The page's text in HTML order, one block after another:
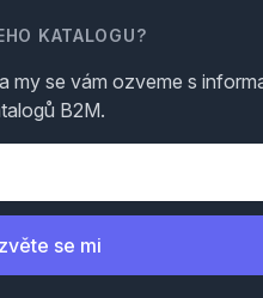
KATALOGU?
my se vám ozveme s
B2M.
se mi